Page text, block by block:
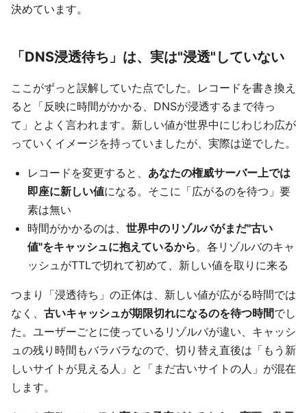
決めています。
「DNS浸透待ち」は、実は"浸透"していない
ここがずっと誤解していた点でした。レコードを書き換え
ると「反映に時間がかかる、DNSが浸透するまで待っ
て」とよく言われます。新しい値が世界中にじわじわ広が
っていくイメージを持っていましたが、実際は逆でした。
レコードを変更すると、 あなたの権威サーバー上では
即座に新しい値になる。そこに「広がるのを待つ」要
素は無い
時間がかかるのは、 世界中のリゾルバがまだ"古い
値"をキャッシュに抱えているから。各リゾルバのキャ
ッシュがTTLで切れて初めて、新しい値を取りに来る
つまり「浸透待ち」の正体は、新しい値が広がる時間では
なく、 古いキャッシュが期限切れになるのを待つ時間でし
た。ユーザーごとに使っているリゾルバが違い、キャッシ
ュの残り時間もバラバラなので、切り替え直後は「もう新
しいサイトが見える人」と「まだ古いサイトの人」が混在
します。